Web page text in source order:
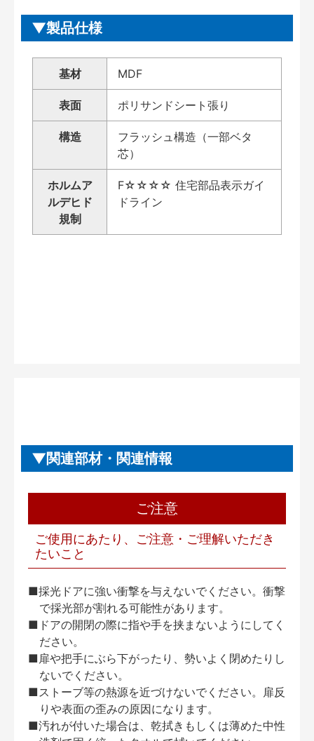
製品仕様
基材 MDF
表面 ポリサンドシート張り
構造
フラッシュ構造（一部ベタ
芯）
ホルムア
ルデヒド
規制
F☆☆☆☆ 住宅部品表示ガイ
ドライン
関連部材・関連情報
ご注意
ご使用にあたり、ご注意・ご理解いただき
たいこと
■採光ドアに強い衝撃を与えないでください。衝撃
で採光部が割れる可能性があります。
■ドアの開閉の際に指や手を挟まないようにしてく
ださい。
■扉や把手にぶら下がったり、勢いよく閉めたりし
ないでください。
■ストーブ等の熱源を近づけないでください。扉反
りや表面の歪みの原因になります。
■汚れが付いた場合は、乾拭きもしくは薄めた中性